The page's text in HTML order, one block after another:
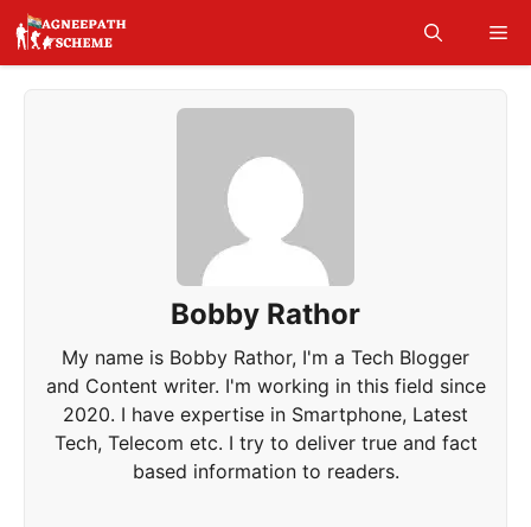
Skip
content
Bobby Rathor
My name is Bobby Rathor, I'm a Tech Blogger
and Content writer. I'm working in this field since
2020. I have expertise in Smartphone, Latest
Tech, Telecom etc. I try to deliver true and fact
based information to readers.